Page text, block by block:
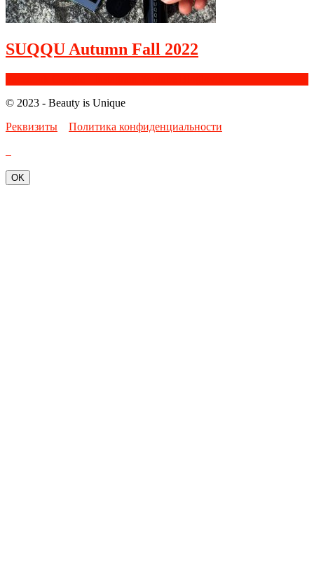
SUQQU Autumn Fall 2022
© 2023 - Beauty is Unique
Реквизиты
Политика конфиденциальности
OK